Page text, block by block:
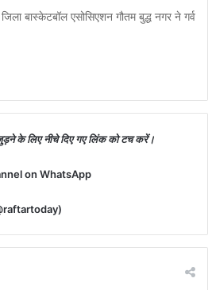
बास्केटबॉल एसोसिएशन गौतम बुद्ध नगर ने गर्व
के लिए नीचे दिए गए लिंक को टच करें।
on WhatsApp